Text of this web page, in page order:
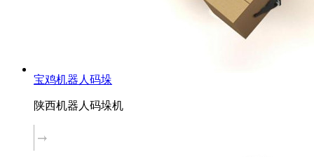
宝鸡机器人码垛
陕西机器人码垛机